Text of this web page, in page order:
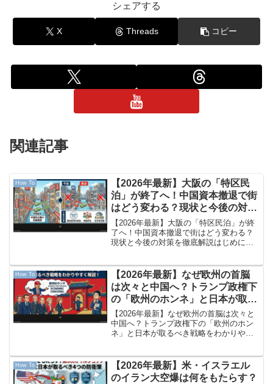
シェアする
X Threads コピー
関連記事
How To
【2026年最新】大阪の「特区民
泊」が終了へ！中国資本撤退で街
はどう変わる？現状と今後の対策
を徹底解説
【2026年最新】大阪の「特区民泊」が終
了へ！中国資本撤退で街はどう変わる？
現状と今後の対策を徹底解説はじめに：
いて「以前より外国人観光客の姿が減っ
たな」「近所の民泊、...
How To
【2026年最新】なぜ欧州の首脳
は次々と中国へ？トランプ政権下
の「欧州のホンネ」と日本が取る
べき戦略をわかりやすく解説！
【2026年最新】なぜ欧州の首脳は次々と
中国へ？トランプ政権下の「欧州のホン
ネ」と日本が取るべき戦略をわかりやす
のニュースを見ていると、「ドイツやフ
ランス、イギリスなど...
How To
【2026年最新】米・イスラエル
のイラン大空爆は何をもたらす？